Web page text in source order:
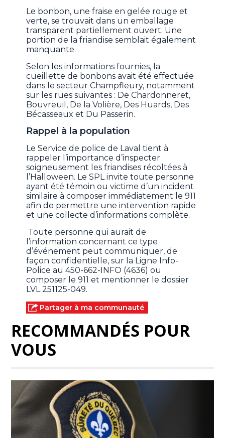
Le bonbon, une fraise en gelée rouge et
verte, se trouvait dans un emballage
transparent partiellement ouvert. Une
portion de la friandise semblait également
manquante.
Selon les informations fournies, la
cueillette de bonbons avait été effectuée
dans le secteur Champfleury, notamment
sur les rues suivantes : De Chardonneret,
Bouvreuil, De la Volière, Des Huards, Des
Bécasseaux et Du Passerin.
Rappel à la population
Le Service de police de Laval tient à
rappeler l’importance d’inspecter
soigneusement les friandises récoltées à
l’Halloween. Le SPL invite toute personne
ayant été témoin ou victime d’un incident
similaire à composer immédiatement le 911
afin de permettre une intervention rapide
et une collecte d’informations complète.
Toute personne qui aurait de
l’information concernant ce type
d’événement peut communiquer, de
façon confidentielle, sur la Ligne Info-
Police au 450-662-INFO (4636) ou
composer le 911 et mentionner le dossier
LVL 251125-049.
Partager à ma communauté
RECOMMANDÉS POUR
VOUS